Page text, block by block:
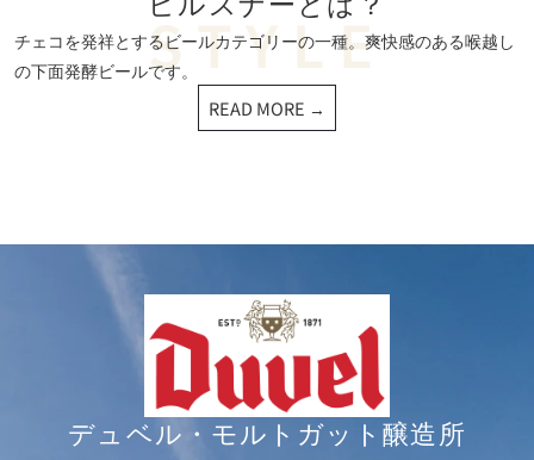
チェコを発祥とするビールカテゴリーの一種。爽快感のある喉越し
の下面発酵ビールです。
READ MORE →
デュベル・ モルトガット醸造所